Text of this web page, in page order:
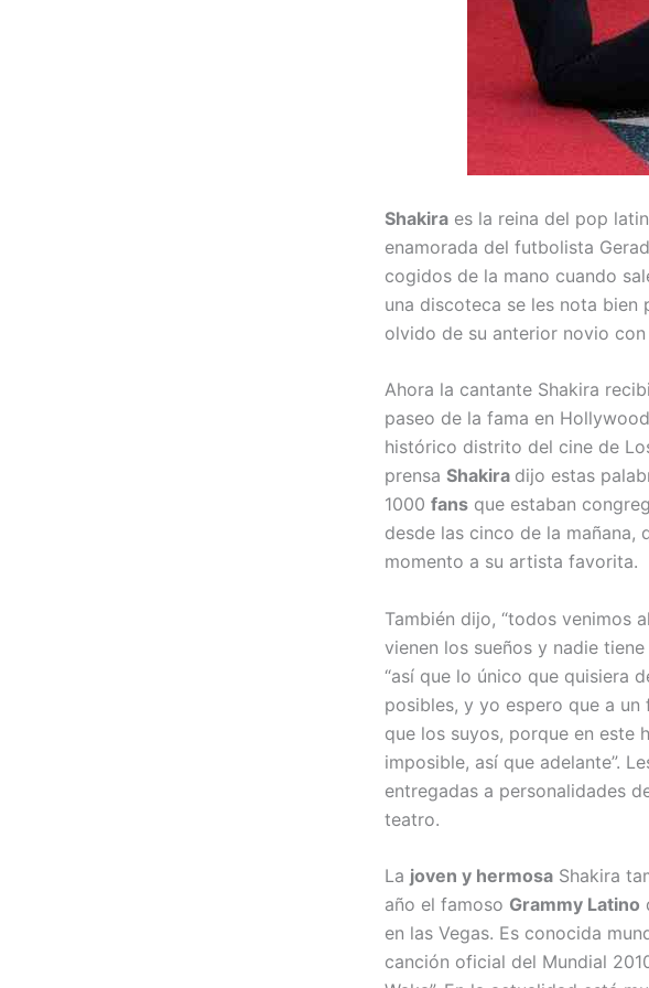
Shakira es la reina del pop
enamorada del futbolista
cogidos de la mano cuando
una discoteca se les nota bien
olvido de su anterior novio
Ahora la cantante Shakira
paseo de la fama en
histórico distrito del cine de
prensa Shakira dijo estas
1000 fans que estaban
desde las cinco de la mañana,
momento a su artista favorita.
También dijo, “todos venimos
vienen los sueños y nadie
“así que lo único que quisiera
posibles, y yo espero que a
que los suyos, porque en este
imposible, así que adelante”.
entregadas a personalidades
teatro.
La joven y hermosa Shakira
año el famoso Grammy Latino
en las Vegas. Es conocida
canción oficial del Mundial